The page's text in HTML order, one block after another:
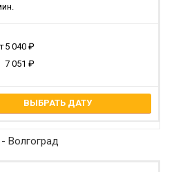
5 040
7 051
ВЫБРАТЬ ДАТУ
Волгоград